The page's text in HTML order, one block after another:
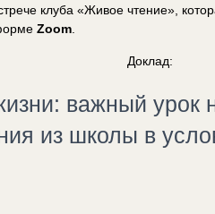
клуба «Живое чтение»,
Zoom
Доклад:
важный урок
из школы в